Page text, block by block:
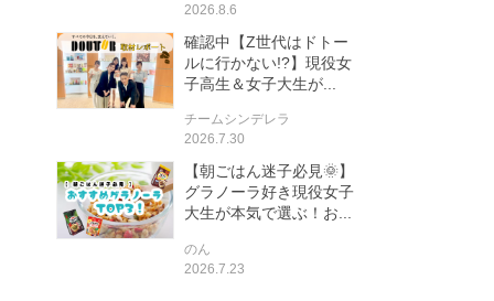
2026.8.6
確認中【Z世代はドトー
ルに行かない!?】現役女
子高生＆女子大生が...
チームシンデレラ
2026.7.30
【朝ごはん迷子必見🌞】
グラノーラ好き現役女子
大生が本気で選ぶ！お...
のん
2026.7.23